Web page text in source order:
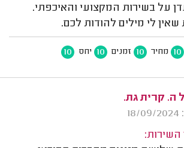
על בשירות המקצועי והאיכפתי.
לי מילים להודות לכם.
10 מחיר 10 זמנים 10 יחס 10
ה. קרית גת.
השירות: